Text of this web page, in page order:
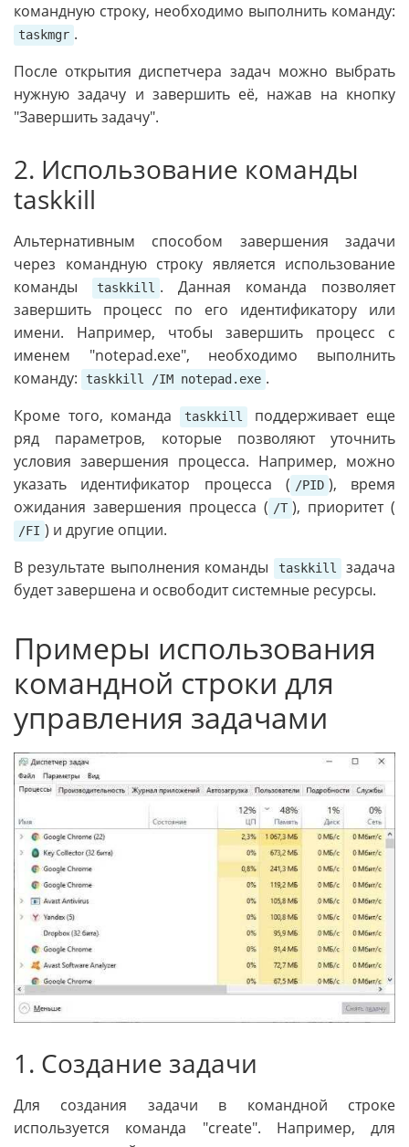
командную строку, необходимо выполнить команду:
taskmgr .
После открытия диспетчера задач можно выбрать
нужную задачу и завершить её, нажав на кнопку
"Завершить задачу".
2. Использование команды
taskkill
Альтернативным способом завершения задачи
через командную строку является использование
команды
taskkill . Данная команда позволяет
завершить процесс по его идентификатору или
имени. Например, чтобы завершить процесс с
именем "notepad.exe", необходимо выполнить
команду:
taskkill /IM notepad.exe .
Кроме того, команда
taskkill
поддерживает еще
ряд параметров, которые позволяют уточнить
условия завершения процесса. Например, можно
указать идентификатор процесса ( /PID ), время
ожидания завершения процесса ( /T ), приоритет (
/FI ) и другие опции.
В результате выполнения команды
taskkill
задача
будет завершена и освободит системные ресурсы.
Примеры использования
командной строки для
управления задачами
1. Создание задачи
Для создания задачи в командной строке
используется команда "create". Например, для